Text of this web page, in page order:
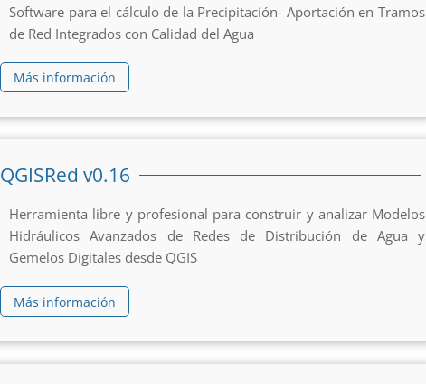
Software para el cálculo de la Precipitación- Aportación en Tramos
de Red Integrados con Calidad del Agua
Más información
QGISRed v0.16
Herramienta libre y profesional para construir y analizar Modelos
Hidráulicos Avanzados de Redes de Distribución de Agua y
Gemelos Digitales desde QGIS
Más información